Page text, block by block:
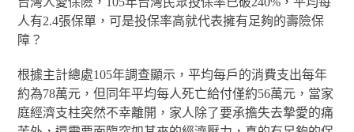
人有2.4張保單，可是投保率高就代表擁有足夠的壽險保
障？
根據主計總處105年調查顯示，平均每戶的消費支出每年
約為78萬元，但同年平均每人死亡給付僅約56萬元，當家
庭經濟支柱突然不幸離開，家人除了要承擔失去摯愛的痛